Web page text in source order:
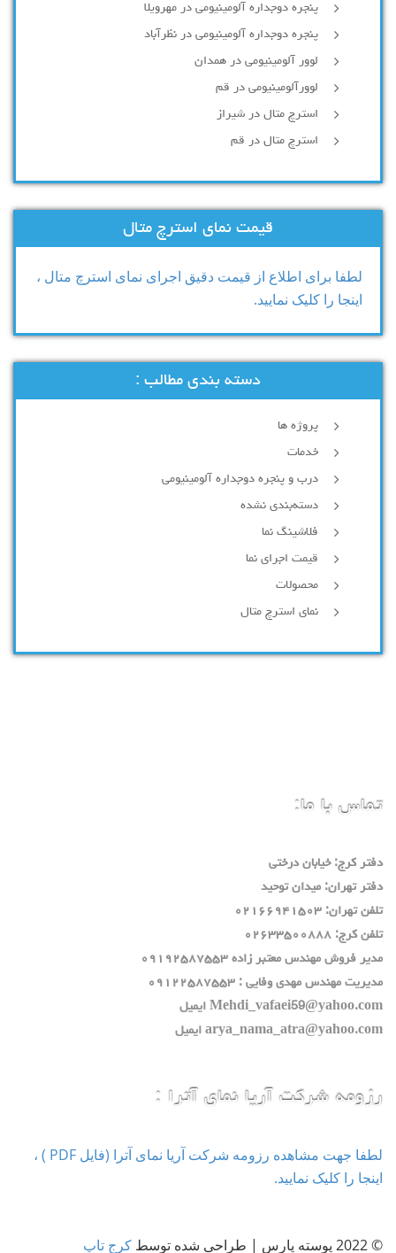
پنجره دوجداره آلومینیومی در مهرویلا
پنجره دوجداره آلومینیومی در نظرآباد
لوور آلومینیومی در همدان
لوورآلومینیومی در قم
استرچ متال در شیراز
استرچ متال در قم
قیمت نمای استرچ متال
لطفا برای اطلاع از قیمت دقیق اجرای نمای استرچ متال ،
اینجا را کلیک نمایید.
دسته بندی مطالب :
پروژه ها
خدمات
درب و پنجره دوجداره آلومینیومی
دسته‌بندی نشده
فلاشینگ نما
قیمت اجرای نما
محصولات
نمای استرچ متال
تماس با ما:
دفتر كرج: خيابان درختي
دفتر تهران: ميدان توحيد
تلفن تهران: ٠٢١٦٦٩٤١٥٠٣
تلفن كرج: ٠٢٦٣٣٥٠٠٨٨٨
مدير فروش مهندس معتبر زاده ٠٩١٩٢٥٨٧٥٥٣
مديريت مهندس مهدي وفايي : ٠٩١٢٢٥٨٧٥٥٣
Mehdi_vafaei59@yahoo.com ايميل
arya_nama_atra@yahoo.com ايميل
رزومه شرکت آریا نمای آترا :
لطفا جهت مشاهده رزومه شرکت آریا نمای آترا (فایل PDF ) ،
اینجا را کلیک نمایید.
© 2022 پوسته پارس | طراحی شده توسط کرج تاپ